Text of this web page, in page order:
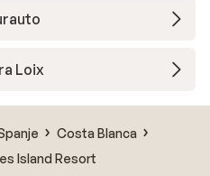
Loix
Costa Blanca
Island Resort